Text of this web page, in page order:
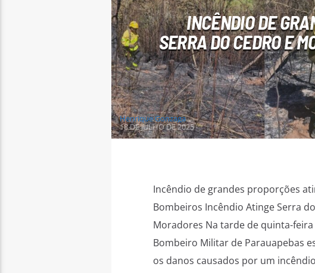
INCÊNDIO DE
SERRA DO CEDRO E
Henrique Gonzaga
18 DE JULHO DE 2025
Incêndio de grandes proporções
Bombeiros Incêndio Atinge Serra
Moradores Na tarde de quinta-
Bombeiro Militar de Parauapebas
os danos causados por um